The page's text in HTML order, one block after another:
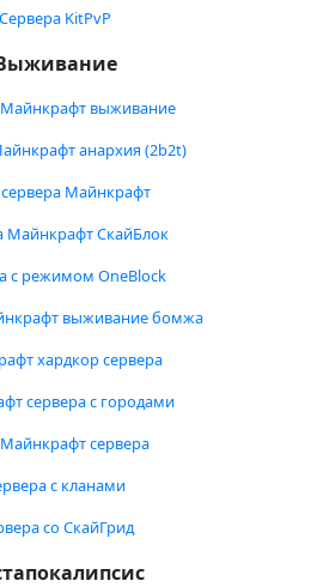
Сервера KitPvP
выживание
анархия (2b2t)
Майнкрафт
Майнкрафт СкайБлок
с режимом OneBlock
выживание бомжа
хардкор сервера
сервера с городами
сервера
с кланами
со СкайГрид